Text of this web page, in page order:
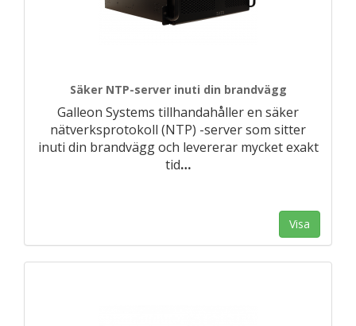
Säker NTP-server inuti din brandvägg
Galleon Systems tillhandahåller en säker
nätverksprotokoll (NTP) -server som sitter
inuti din brandvägg och levererar mycket exakt
tid…
Visa